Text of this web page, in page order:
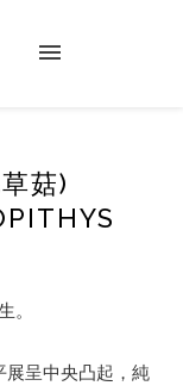
菇)
。
展呈中央凸起，純